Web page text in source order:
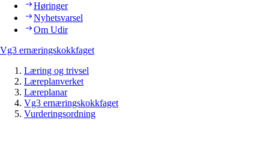
Høringer
Nyhetsvarsel
Om Udir
Vg3 ernæringskokkfaget
Læring og trivsel
Læreplanverket
Læreplanar
Vg3 ernæringskokkfaget
Vurderingsordning